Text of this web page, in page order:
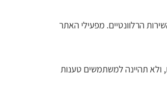
הרלוונטיים. מפעילי האתר
תהיינה למשתמשים טענות